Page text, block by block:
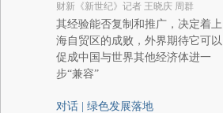
财新《新世纪》记者 王晓庆 周群
其经验能否复制和推广，决定着上
海自贸区的成败，外界期待它可以
促成中国与世界其他经济体进一
步“兼容”
对话 | 绿色发展落地